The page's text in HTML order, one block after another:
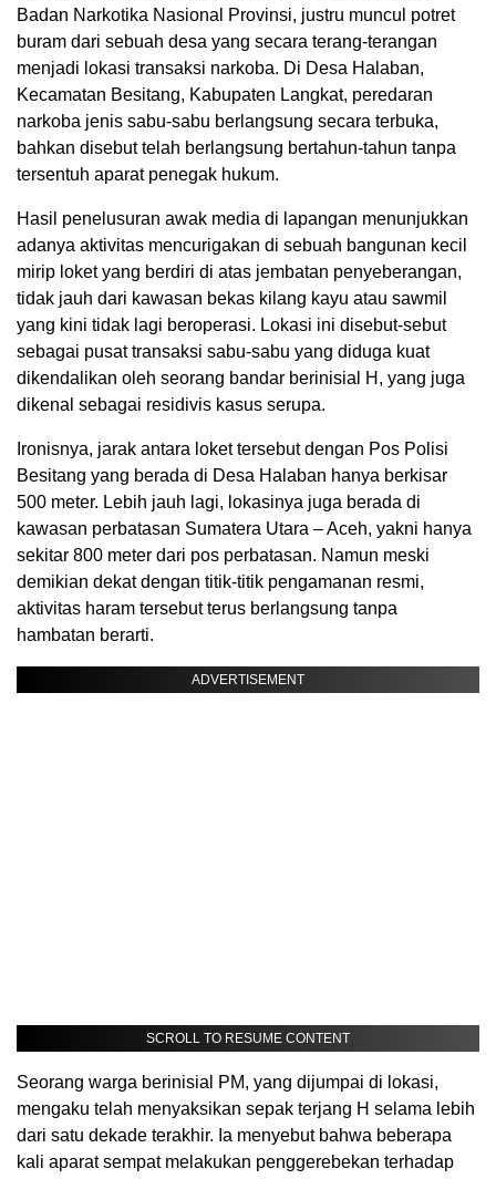
Badan Narkotika Nasional Provinsi, justru muncul potret
buram dari sebuah desa yang secara terang-terangan
menjadi lokasi transaksi narkoba. Di Desa Halaban,
Kecamatan Besitang, Kabupaten Langkat, peredaran
narkoba jenis sabu-sabu berlangsung secara terbuka,
bahkan disebut telah berlangsung bertahun-tahun tanpa
tersentuh aparat penegak hukum.
Hasil penelusuran awak media di lapangan menunjukkan
adanya aktivitas mencurigakan di sebuah bangunan kecil
mirip loket yang berdiri di atas jembatan penyeberangan,
tidak jauh dari kawasan bekas kilang kayu atau sawmil
yang kini tidak lagi beroperasi. Lokasi ini disebut-sebut
sebagai pusat transaksi sabu-sabu yang diduga kuat
dikendalikan oleh seorang bandar berinisial H, yang juga
dikenal sebagai residivis kasus serupa.
Ironisnya, jarak antara loket tersebut dengan Pos Polisi
Besitang yang berada di Desa Halaban hanya berkisar
500 meter. Lebih jauh lagi, lokasinya juga berada di
kawasan perbatasan Sumatera Utara – Aceh, yakni hanya
sekitar 800 meter dari pos perbatasan. Namun meski
demikian dekat dengan titik-titik pengamanan resmi,
aktivitas haram tersebut terus berlangsung tanpa
hambatan berarti.
ADVERTISEMENT
SCROLL TO RESUME CONTENT
Seorang warga berinisial PM, yang dijumpai di lokasi,
mengaku telah menyaksikan sepak terjang H selama lebih
dari satu dekade terakhir. Ia menyebut bahwa beberapa
kali aparat sempat melakukan penggerebekan terhadap